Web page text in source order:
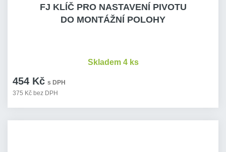
FJ KLÍČ PRO NASTAVENÍ PIVOTU
DO MONTÁŽNÍ POLOHY
454 Kč s DPH
375 Kč bez DPH
Skladem 4 ks